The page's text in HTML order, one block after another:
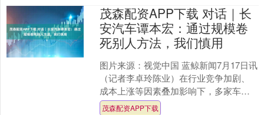
茂森配资APP下载 对话｜长
安汽车谭本宏：通过规模卷
死别人方法，我们慎用
图片来源：视觉中国 蓝鲸新闻7月17日讯
（记者李卓玲陈业）在行业竞争加剧、
成本上涨等因素叠加影响下，多家车企
半年业绩承压。 据不完全梳理，今年上
茂森配资APP下载